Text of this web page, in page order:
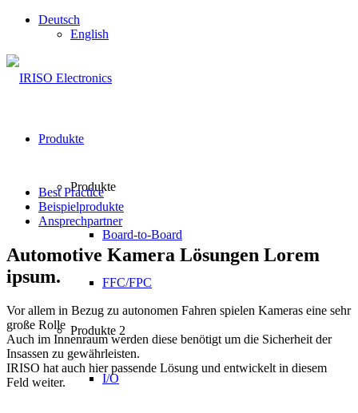
Deutsch
English
Produkte
Produkte
Board-to-Board
FFC/FPC
Produkte 2
I/O
Best Practice
Beispielprodukte
Ansprechpartner
Automotive Kamera Lösungen Lorem
ipsum.
Vor allem in Bezug zu autonomen Fahren spielen Kameras eine sehr
große Rolle
Auch im Innenraum werden diese benötigt um die Sicherheit der
Insassen zu gewährleisten.
IRISO hat auch hier passende Lösung und entwickelt in diesem
Feld weiter.